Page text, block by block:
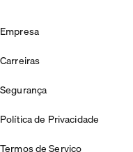
Empresa
Carreiras
Segurança
Política de Privacidade
Termos de Serviço